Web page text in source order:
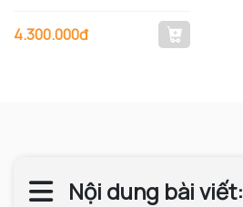
4.300.000đ
Nội dung bài viết: